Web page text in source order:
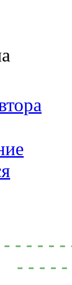
- - - -
- - - -